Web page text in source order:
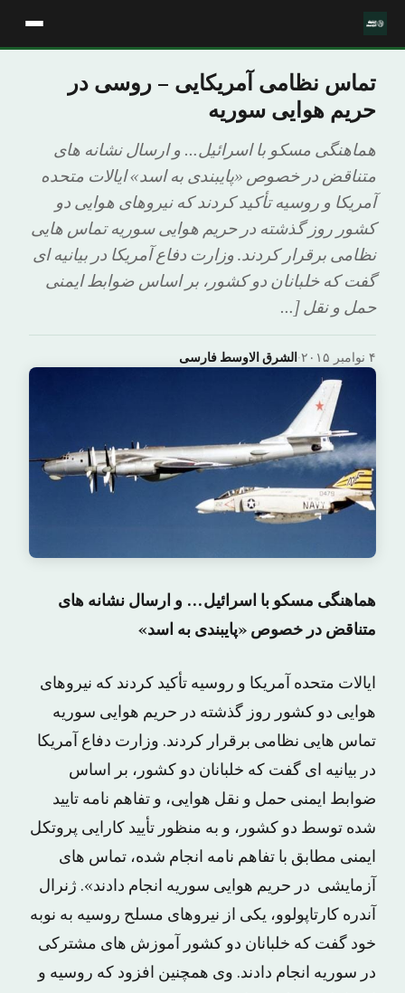
تماس نظامی آمریکایی – روسی در
حریم هوایی سوریه
هماهنگی مسکو با اسرائیل… و ارسال نشانه های
متناقض در خصوص «پایبندی به اسد» ایالات متحده
آمریکا و روسیه تأکید کردند که نیروهای هوایی دو
کشور روز گذشته در حریم هوایی سوریه تماس هایی
نظامی برقرار کردند. وزارت دفاع آمریکا در بیانیه ای
گفت که خلبانان دو کشور، بر اساس ضوابط ایمنی
حمل و نقل […
الشرق الاوسط فارسی· ۴ نوامبر ۲۰۱۵
هماهنگی مسکو با اسرائیل… و ارسال نشانه های
متناقض در خصوص «پایبندی به اسد»
ایالات متحده آمریکا و روسیه تأکید کردند که نیروهای
هوایی دو کشور روز گذشته در حریم هوایی سوریه
تماس هایی نظامی برقرار کردند. وزارت دفاع آمریکا
در بیانیه ای گفت که خلبانان دو کشور، بر اساس
ضوابط ایمنی حمل و نقل هوایی، و تفاهم نامه تایید
شده توسط دو کشور، و به منظور تأیید کارایی پروتکل
ایمنی مطابق با تفاهم نامه انجام شده، تماس های
آزمایشی در حریم هوایی سوریه انجام دادند». ژنرال
آندره کارتاپولوو، یکی از نیروهای مسلح روسیه به نوبه
خود گفت که خلبانان دو کشور آموزش های مشترکی
در سوریه انجام دادند. وی همچنین افزود که روسیه و